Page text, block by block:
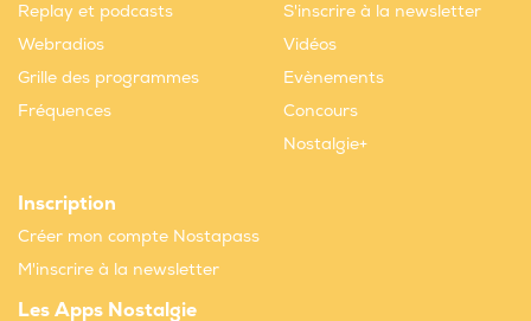
Replay et podcasts
Webradios
Grille des programmes
Fréquences
S'inscrire à la newsletter
Vidéos
Evènements
Concours
Nostalgie+
Inscription
Créer mon compte Nostapass
M'inscrire à la newsletter
Les Apps Nostalgie